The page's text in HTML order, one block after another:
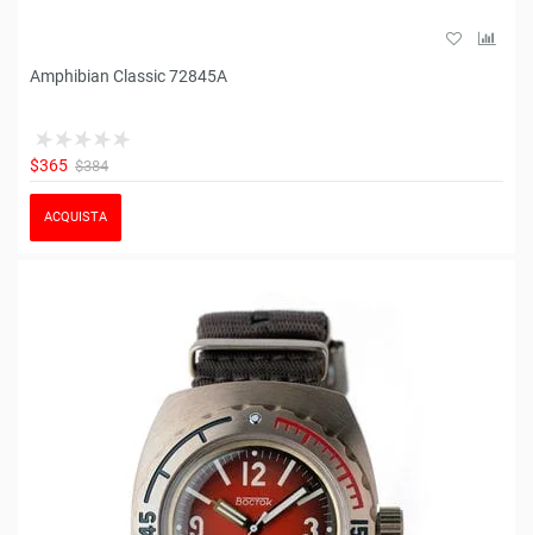
Amphibian Classic 72845A
$365 $384
ACQUISTA